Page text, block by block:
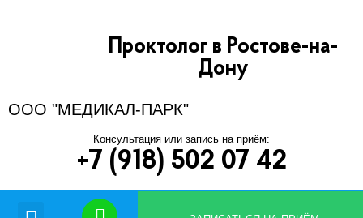
Проктолог в Ростове-на-
Дону
ООО "МЕДИКАЛ-ПАРК"
Консультация или запись на приём:
+7 (918) 502 07 42